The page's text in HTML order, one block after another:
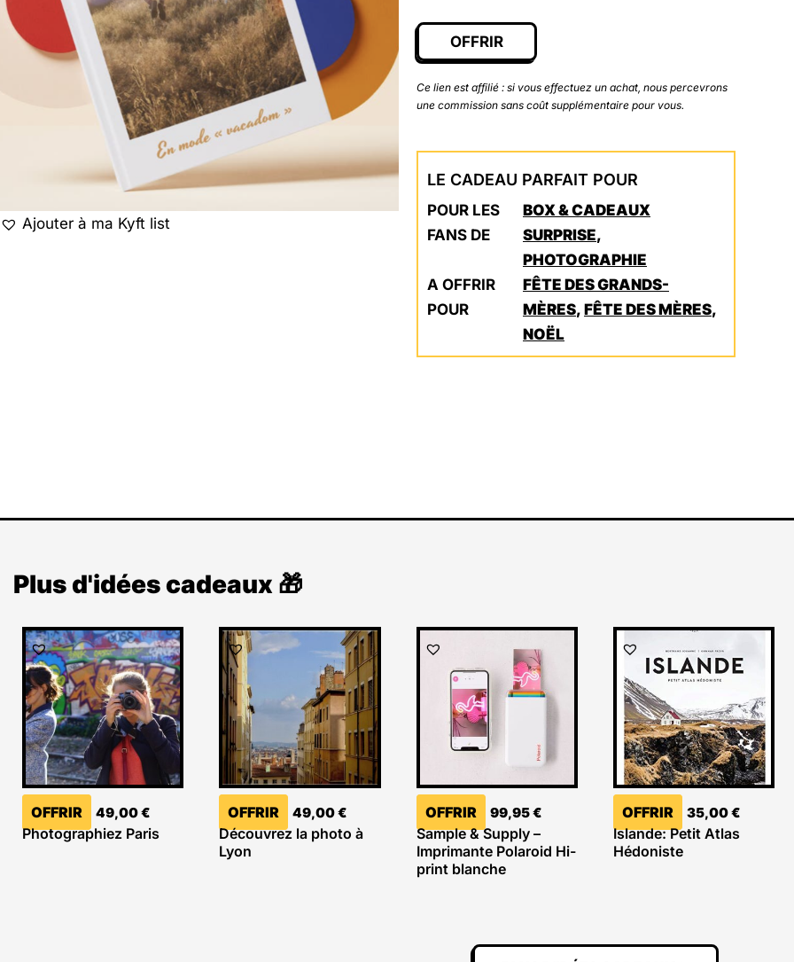
Ajouter à ma Kyft list
OFFRIR
Ce lien est affilié : si vous effectuez un achat, nous percevrons
une commission sans coût supplémentaire pour vous.
LE CADEAU PARFAIT POUR
POUR LES
FANS DE
BOX & CADEAUX
SURPRISE,
PHOTOGRAPHIE
A OFFRIR
POUR
FÊTE DES GRANDS-
MÈRES, FÊTE DES MÈRES,
NOËL
Plus d'idées cadeaux 🎁
OFFRIR 49,00€
Photographiez Paris
OFFRIR 49,00€
Découvrez la photo à
Lyon
OFFRIR 99,95€
Sample & Supply –
Imprimante Polaroid Hi-
print blanche
OFFRIR 35,00€
Islande: Petit Atlas
Hédoniste